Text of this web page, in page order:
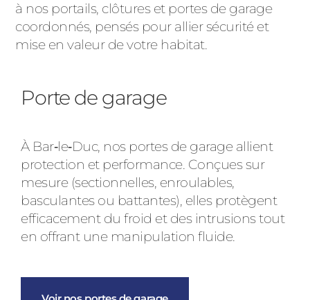
à nos portails, clôtures et portes de garage
coordonnés, pensés pour allier sécurité et
mise en valeur de votre habitat.
Porte de garage
À Bar‑le‑Duc, nos portes de garage allient
protection et performance. Conçues sur
mesure (sectionnelles, enroulables,
basculantes ou battantes), elles protègent
efficacement du froid et des intrusions tout
en offrant une manipulation fluide.